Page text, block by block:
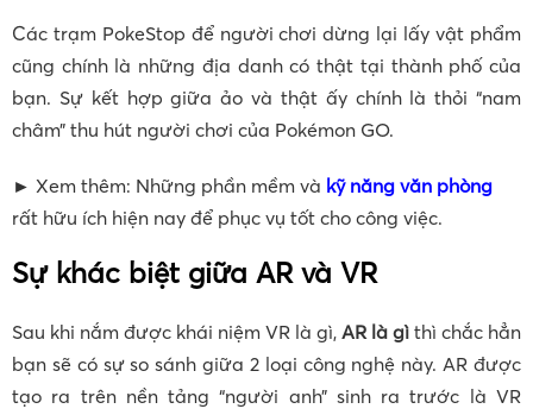
Các trạm PokeStop để người chơi dừng lại lấy vật phẩm
cũng chính là những địa danh có thật tại thành phố của
bạn. Sự kết hợp giữa ảo và thật ấy chính là thỏi “nam
châm” thu hút người chơi của Pokémon GO.
► Xem thêm: Những phần mềm và kỹ năng văn phòng
rất hữu ích hiện nay để phục vụ tốt cho công việc.
Sự khác biệt giữa AR và VR
Sau khi nắm được khái niệm VR là gì, AR là gì thì chắc hẳn
bạn sẽ có sự so sánh giữa 2 loại công nghệ này. AR được
tạo ra trên nền tảng “người anh” sinh ra trước là VR